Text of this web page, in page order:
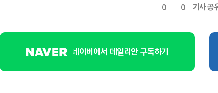
0 0 기사 공
네이버에서 데일리안 구독하기